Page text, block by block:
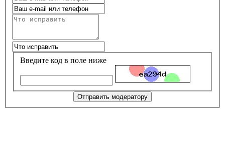
Введите код в поле ниже
Отправить модератору